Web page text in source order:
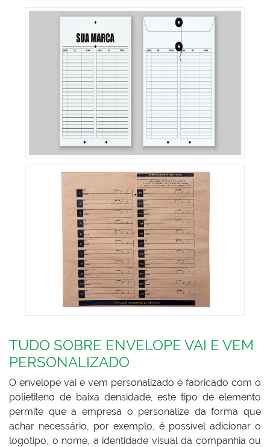
TUDO SOBRE ENVELOPE VAI E VEM
PERSONALIZADO
O envelope vai e vem personalizado é fabricado com o
polietileno de baixa densidade, este tipo de elemento
permite que a empresa o personalize da forma que
achar necessário, por exemplo, é possível adicionar o
logotipo, o nome, a identidade visual da companhia ou